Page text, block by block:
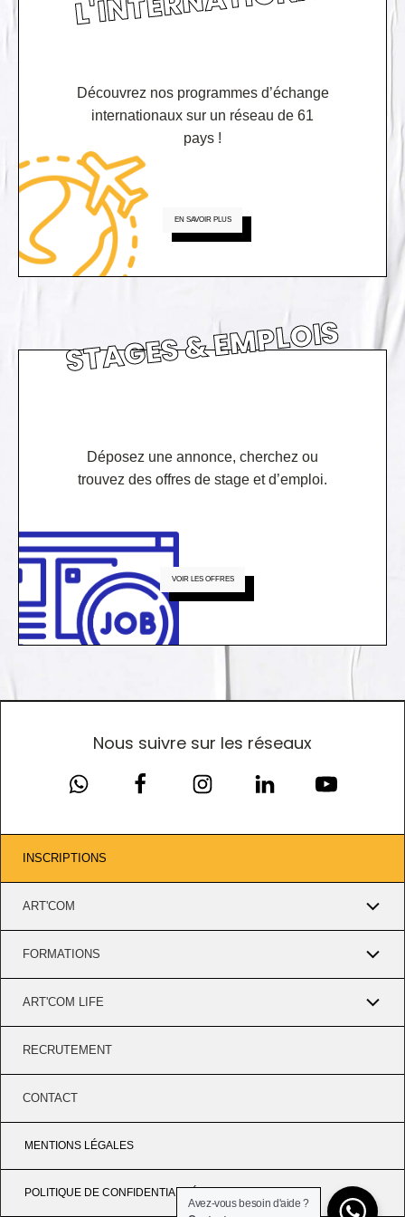
Découvrez nos programmes d’échange
internationaux sur un réseau de 61
pays !
EN SAVOIR PLUS
STAGES & EMPLOIS
Déposez une annonce, cherchez ou
trouvez des offres de stage et d’emploi.
VOIR LES OFFRES
Nous suivre sur les réseaux
INSCRIPTIONS
ART'COM
FORMATIONS
ART'COM LIFE
RECRUTEMENT
CONTACT
MENTIONS LÉGALES
POLITIQUE DE CONFIDENTIALITÉ
Avez-vous besoin d'aide ?